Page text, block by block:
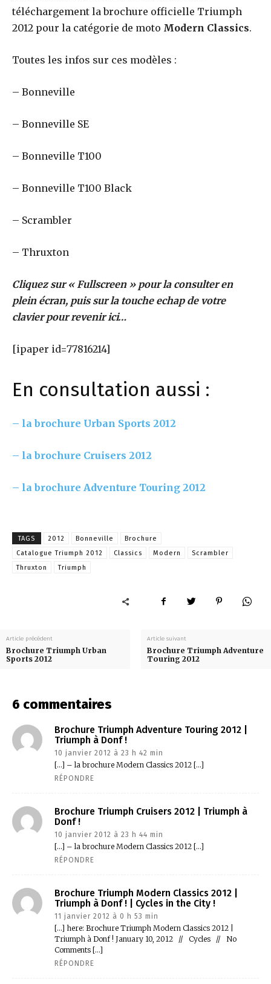
téléchargement la brochure officielle Triumph
2012 pour la catégorie de moto Modern Classics.
Toutes les infos sur ces modèles :
– Bonneville
– Bonneville SE
– Bonneville T100
– Bonneville T100 Black
– Scrambler
– Thruxton
Cliquez sur « Fullscreen » pour la consulter en
plein écran, puis sur la touche echap de votre
clavier pour revenir ici…
[ipaper id=77816214]
En consultation aussi :
– la brochure Urban Sports 2012
– la brochure Cruisers 2012
– la brochure Adventure Touring 2012
TAGS 2012 Bonneville
Brochure
Catalogue Triumph 2012
Classics Modern
Scrambler
Thruxton
Triumph
Article précédent
Brochure Triumph Urban
Sports 2012
Article suivant
Brochure Triumph Adventure
Touring 2012
6 commentaires
Brochure Triumph Adventure Touring 2012 |
Triumph à Donf !
10 janvier 2012 à 23 h 42 min
[…] – la brochure Modern Classics 2012 […]
RÉPONDRE
Brochure Triumph Cruisers 2012 | Triumph à
Donf !
10 janvier 2012 à 23 h 44 min
[…] – la brochure Modern Classics 2012 […]
RÉPONDRE
Brochure Triumph Modern Classics 2012 |
Triumph à Donf ! | Cycles in the City !
11 janvier 2012 à 0 h 53 min
[…] here: Brochure Triumph Modern Classics 2012 |
Triumph à Donf ! January 10, 2012 // Cycles // No
Comments […]
RÉPONDRE